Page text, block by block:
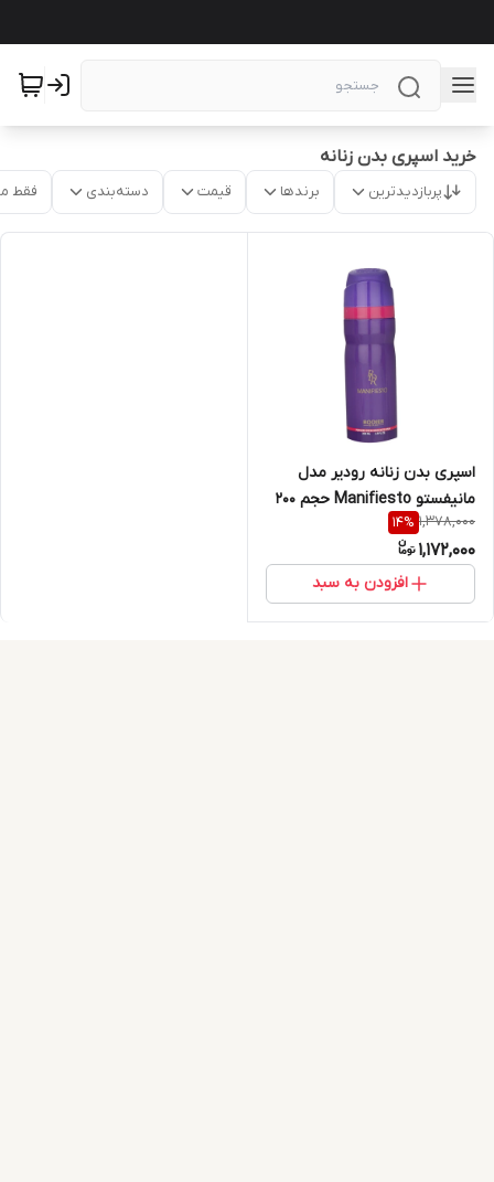
خرید اسپری بدن زنانه
پربازدیدترین برندها قیمت دسته‌بندی فقط
اسپری بدن زنانه رودیر مدل
مانیفستو Manifiesto حجم 200
میلی لیتر
1,378,000
14%
1,172,000
افزودن به سبد